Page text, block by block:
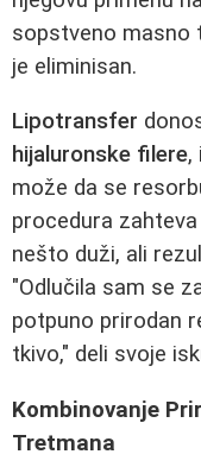
sopstveno masno
je eliminisan.
Lipotransfer
hijaluronske filere,
može da se
procedura
nešto duži, ali
"Odlučila sam se
potpuno prirodan
tkivo," deli svoje
Kombinovanje
Tretmana